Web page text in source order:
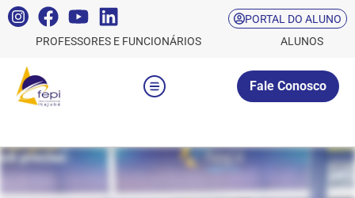
PORTAL DO ALUNO
PROFESSORES E FUNCIONÁRIOS
ALUNOS
Fale Conosco